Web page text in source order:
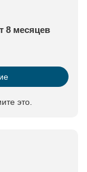
8 месяцев
это.